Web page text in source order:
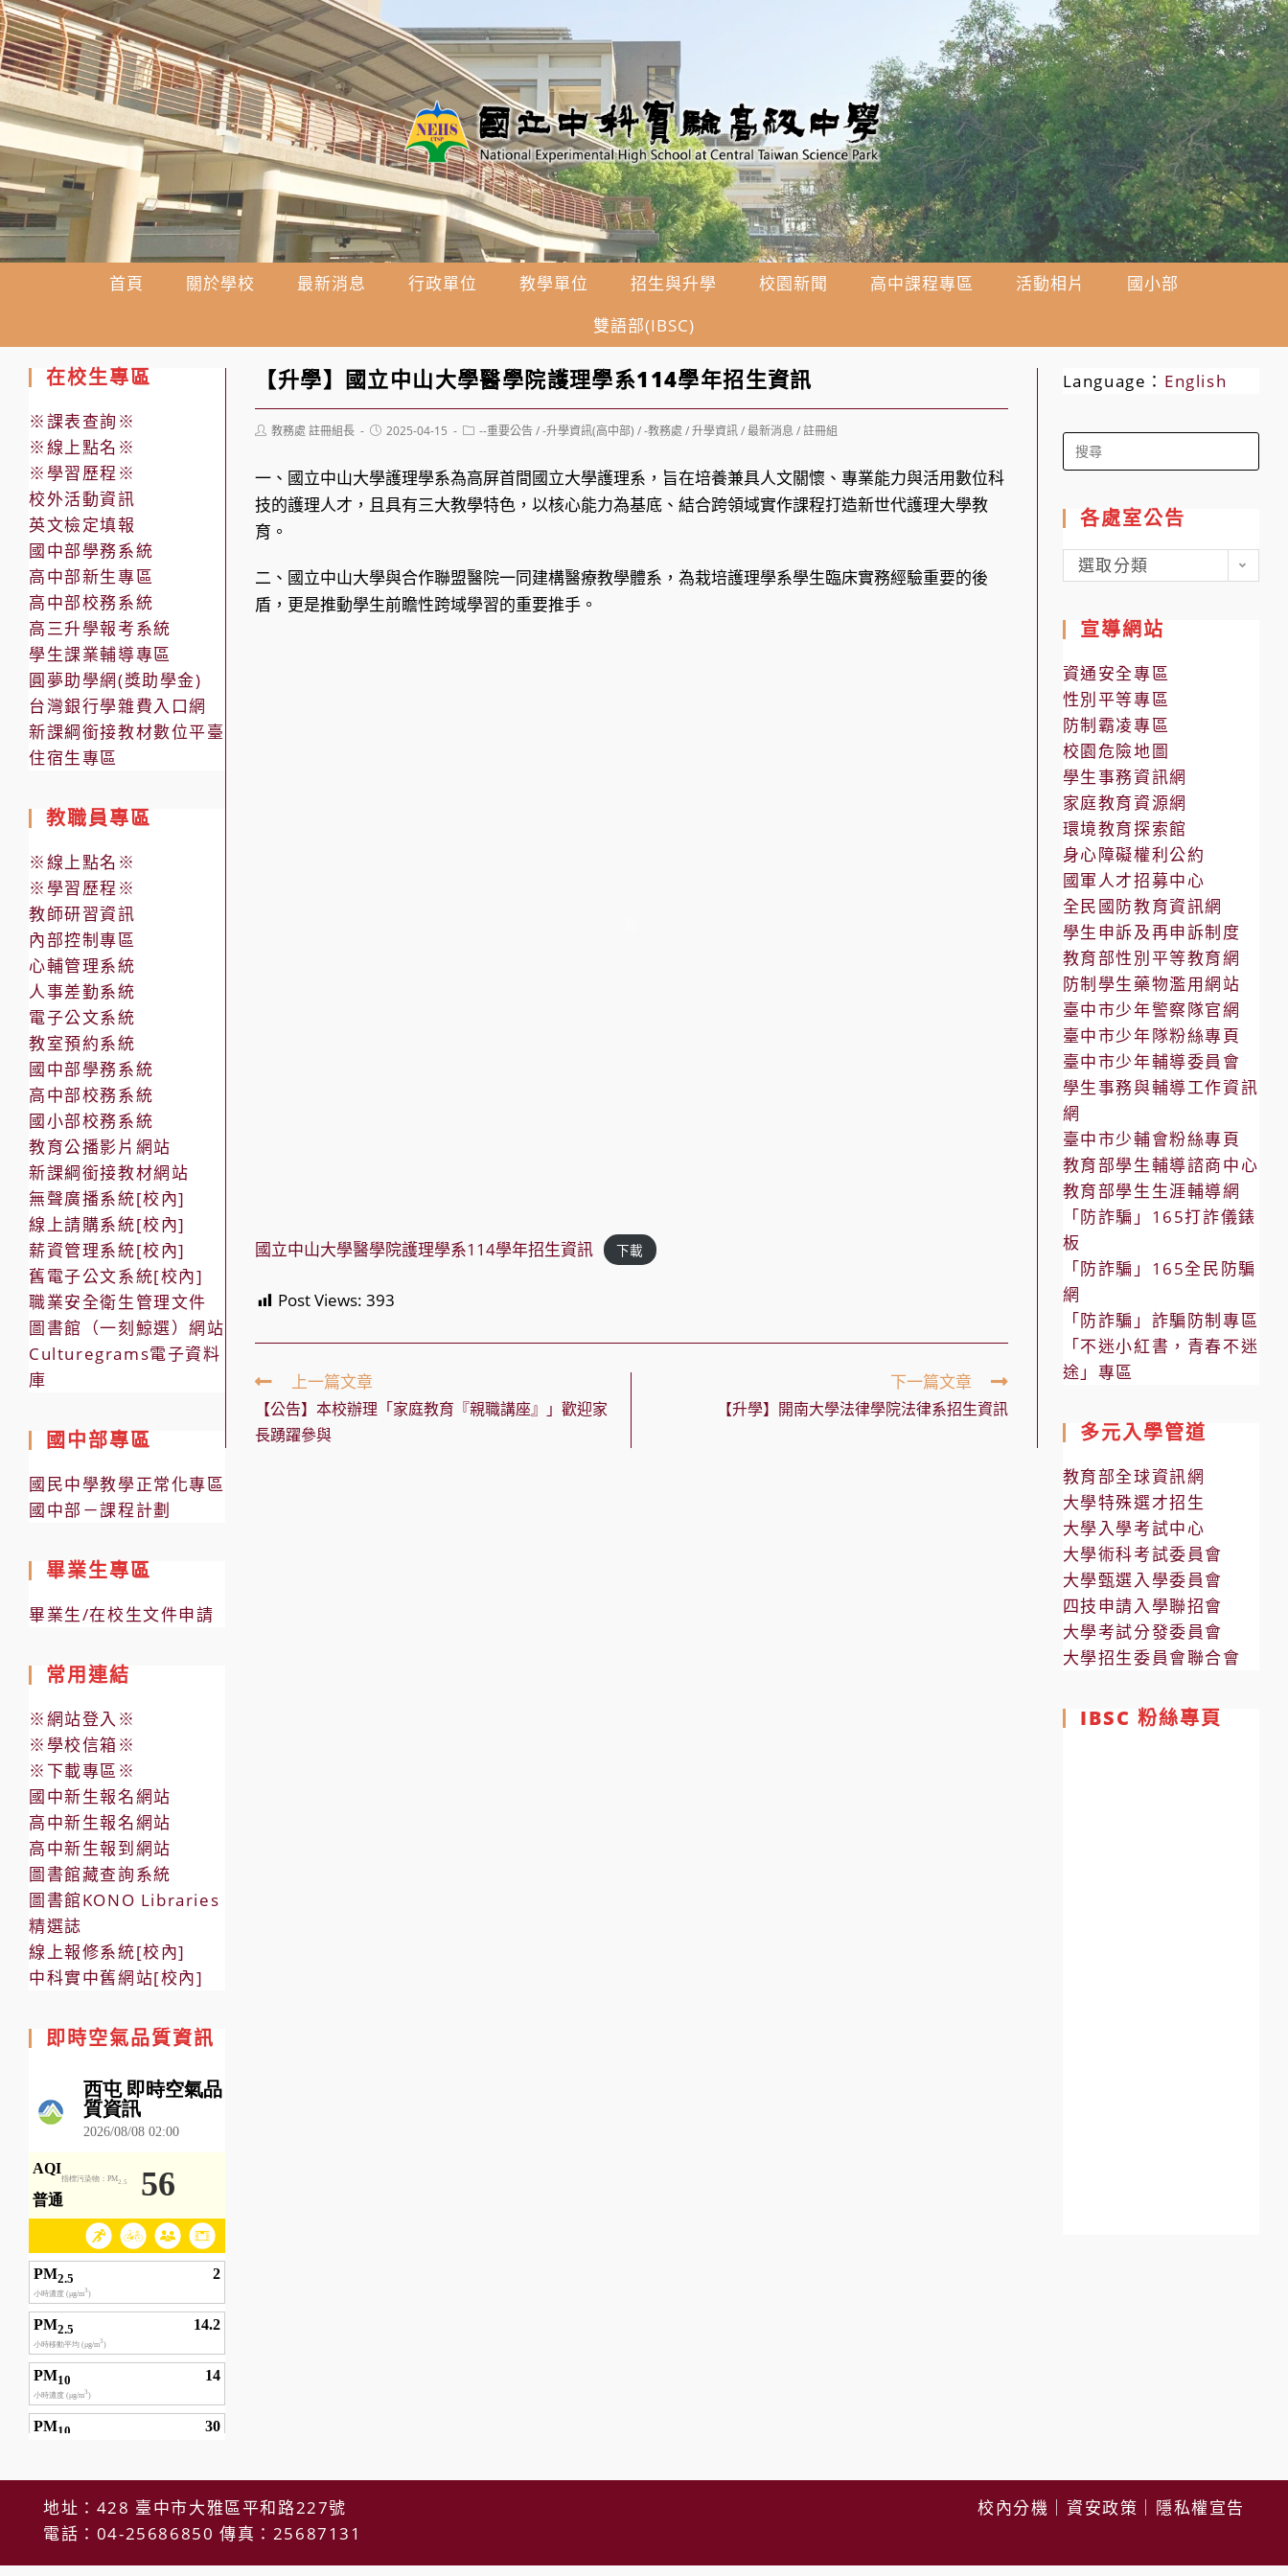
跳
轉
至
主
要
內
容
首頁 關於學校 最新消息 行政單位 教學單位 招生與升學 校園新聞 高中課程專區 活動相片
國小部
雙語部(IBSC)
【升學】國立中山大學醫學院護理學系114學年招生資訊
Post教務處 註冊組長
Post2025-04-15
Post--重要公告 / -升學資訊(高中部) / -教務處 / 升學資訊 / 最新消息 / 註冊組
一、國立中山大學護理學系為高屏首間國立大學護理系，旨在培養兼具人文關懷、專業能力與活用數位科
技的護理人才，且具有三大教學特色，以核心能力為基底、結合跨領域實作課程打造新世代護理大學教
育。
二、國立中山大學與合作聯盟醫院一同建構醫療教學體系，為栽培護理學系學生臨床實務經驗重要的後
盾，更是推動學生前瞻性跨域學習的重要推手。
國立中山大學醫學院護理學系114學年招生資訊 下載
Post Views: 393
Read
more
articles
上一篇文章
【公告】本校辦理「家庭教育『親職講座』」歡迎家
長踴躍參與
下一篇文章
【升學】開南大學法律學院法律系招生資訊
在校生專區
※課表查詢※
※線上點名※
※學習歷程※
校外活動資訊
英文檢定填報
國中部學務系統
高中部新生專區
高中部校務系統
高三升學報考系統
學生課業輔導專區
圓夢助學網(獎助學金)
台灣銀行學雜費入口網
新課綱銜接教材數位平臺
住宿生專區
教職員專區
※線上點名※
※學習歷程※
教師研習資訊
內部控制專區
心輔管理系統
人事差勤系統
電子公文系統
教室預約系統
國中部學務系統
高中部校務系統
國小部校務系統
教育公播影片網站
新課綱銜接教材網站
無聲廣播系統[校內]
線上請購系統[校內]
薪資管理系統[校內]
舊電子公文系統[校內]
職業安全衛生管理文件
圖書館（一刻鯨選）網站
Culturegrams電子資料
庫
國中部專區
國民中學教學正常化專區
國中部－課程計劃
畢業生專區
畢業生/在校生文件申請
常用連結
※網站登入※
※學校信箱※
※下載專區※
國中新生報名網站
高中新生報名網站
高中新生報到網站
圖書館藏查詢系統
圖書館KONO Libraries
精選誌
線上報修系統[校內]
中科實中舊網站[校內]
即時空氣品質資訊
Language： English
Search
for:
各處室公告
各
處
公
告
選取分類
宣導網站
資通安全專區
性別平等專區
防制霸凌專區
校園危險地圖
學生事務資訊網
家庭教育資源網
環境教育探索館
身心障礙權利公約
國軍人才招募中心
全民國防教育資訊網
學生申訴及再申訴制度
教育部性別平等教育網
防制學生藥物濫用網站
臺中市少年警察隊官網
臺中市少年隊粉絲專頁
臺中市少年輔導委員會
學生事務與輔導工作資訊
網
臺中市少輔會粉絲專頁
教育部學生輔導諮商中心
教育部學生生涯輔導網
「防詐騙」165打詐儀錶
板
「防詐騙」165全民防騙
網
「防詐騙」詐騙防制專區
「不迷小紅書，青春不迷
途」專區
多元入學管道
教育部全球資訊網
大學特殊選才招生
大學入學考試中心
大學術科考試委員會
大學甄選入學委員會
四技申請入學聯招會
大學考試分發委員會
大學招生委員會聯合會
IBSC 粉絲專頁
地址：428 臺中市大雅區平和路227號
電話：04-25686850 傳真：25687131
校內分機 資安政策 隱私權宣告